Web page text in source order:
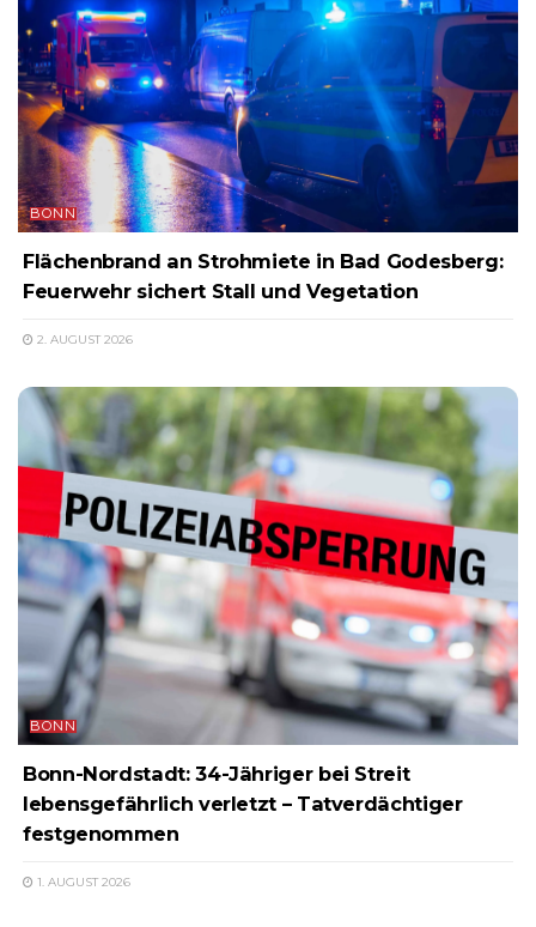
BONN
Flächenbrand an Strohmiete in Bad Godesberg:
Feuerwehr sichert Stall und Vegetation
2. AUGUST 2026
BONN
Bonn-Nordstadt: 34-Jähriger bei Streit
lebensgefährlich verletzt – Tatverdächtiger
festgenommen
1. AUGUST 2026